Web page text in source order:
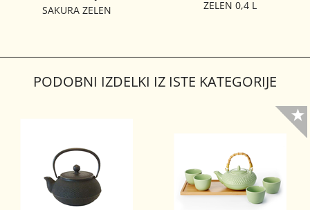
SAKURA ZELEN
ZELEN 0,4 L
PODOBNI IZDELKI IZ ISTE KATEGORIJE